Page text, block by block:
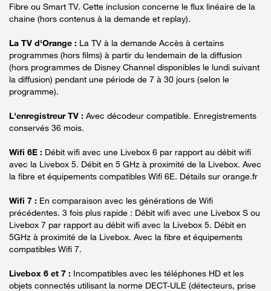
Fibre ou Smart TV. Cette inclusion concerne le flux linéaire de la
chaine (hors contenus à la demande et replay).
La TV d'Orange : La TV à la demande Accès à certains
programmes (hors films) à partir du lendemain de la diffusion
(hors programmes de Disney Channel disponibles le lundi suivant
la diffusion) pendant une période de 7 à 30 jours (selon le
programme).
L'enregistreur TV : Avec décodeur compatible. Enregistrements
conservés 36 mois.
Wifi 6E : Débit wifi avec une Livebox 6 par rapport au débit wifi
avec la Livebox 5. Débit en 5 GHz à proximité de la Livebox. Avec
la fibre et équipements compatibles Wifi 6E. Détails sur orange.fr
Wifi 7 : En comparaison avec les générations de Wifi
précédentes. 3 fois plus rapide : Débit wifi avec une Livebox S ou
Livebox 7 par rapport au débit wifi avec la Livebox 5. Débit en
5GHz à proximité de la Livebox. Avec la fibre et équipements
compatibles Wifi 7.
Livebox 6 et 7 : Incompatibles avec les téléphones HD et les
objets connectés utilisant la norme DECT-ULE (détecteurs, prise